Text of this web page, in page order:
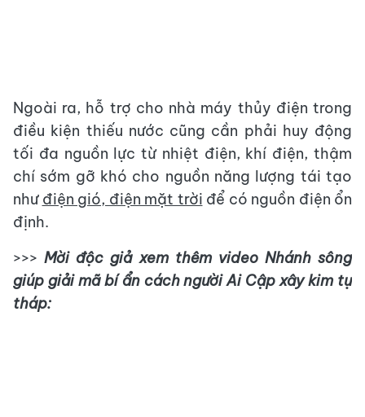
Ngoài ra, hỗ trợ cho nhà máy thủy điện trong
điều kiện thiếu nước cũng cần phải huy động
tối đa nguồn lực từ nhiệt điện, khí điện, thậm
chí sớm gỡ khó cho nguồn năng lượng tái tạo
như điện gió, điện mặt trời để có nguồn điện ổn
định.
>>>Mời độc giả xem thêm video Nhánh sông
giúp giải mã bí ẩn cách người Ai Cập xây kim tự
tháp: